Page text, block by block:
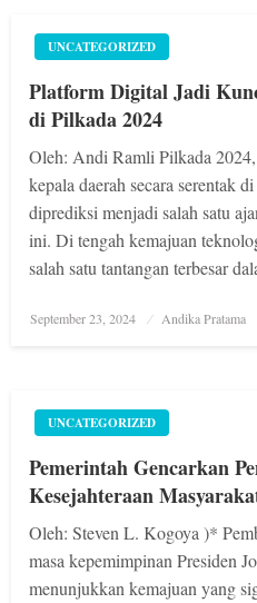
UNCATEGORIZED
Platform Digital Jadi
di Pilkada 2024
Oleh: Andi Ramli Pilkada
kepala daerah secara serentak
diprediksi menjadi salah satu
ini. Di tengah kemajuan
salah satu tantangan terbesar
Posted
September 23, 2024 Andika Pratama
UNCATEGORIZED
Pemerintah Gencarkan
Kesejahteraan
Oleh: Steven L. Kogoya )*
masa kepemimpinan Presiden
menunjukkan kemajuan yang